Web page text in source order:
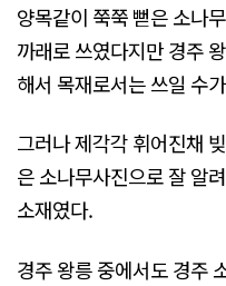
양목같이 쭉쭉 뻗은 소나
까래로 쓰였다지만 경주
해서 목재로서는 쓰일 수
그러나 제각각 휘어진채
은 소나무사진으로 잘 알
소재였다.
경주 왕릉 중에서도 경주